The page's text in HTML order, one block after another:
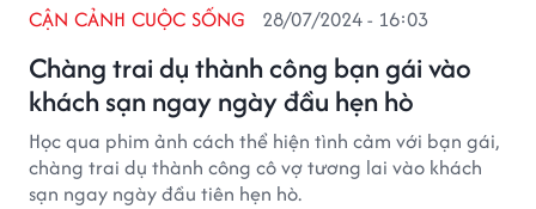
Chàng trai dụ thành công bạn gái vào
khách sạn ngay ngày đầu hẹn hò
CẬN CẢNH CUỘC SỐNG 28/07/2024 - 16:03
Học qua phim ảnh cách thể hiện tình cảm với bạn gái,
chàng trai dụ thành công cô vợ tương lai vào khách
sạn ngay ngày đầu tiên hẹn hò.